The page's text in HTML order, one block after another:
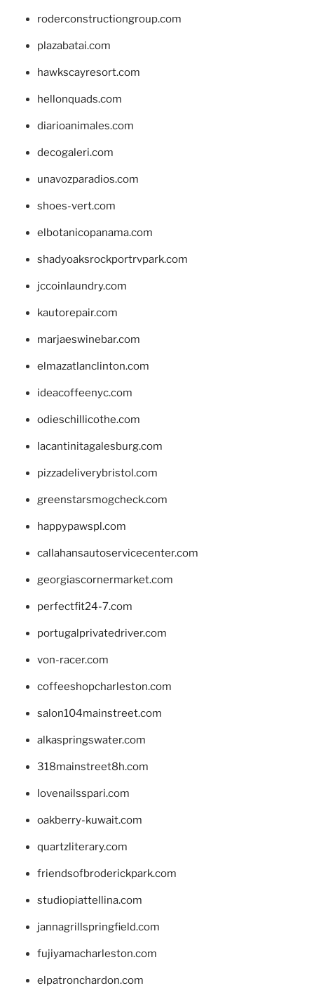
roderconstructiongroup.com
plazabatai.com
hawkscayresort.com
hellonquads.com
diarioanimales.com
decogaleri.com
unavozparadios.com
shoes-vert.com
elbotanicopanama.com
shadyoaksrockportrvpark.com
jccoinlaundry.com
kautorepair.com
marjaeswinebar.com
elmazatlanclinton.com
ideacoffeenyc.com
odieschillicothe.com
lacantinitagalesburg.com
pizzadeliverybristol.com
greenstarsmogcheck.com
happypawspl.com
callahansautoservicecenter.com
georgiascornermarket.com
perfectfit24-7.com
portugalprivatedriver.com
von-racer.com
coffeeshopcharleston.com
salon104mainstreet.com
alkaspringswater.com
318mainstreet8h.com
lovenailsspari.com
oakberry-kuwait.com
quartzliterary.com
friendsofbroderickpark.com
studiopiattellina.com
jannagrillspringfield.com
fujiyamacharleston.com
elpatronchardon.com